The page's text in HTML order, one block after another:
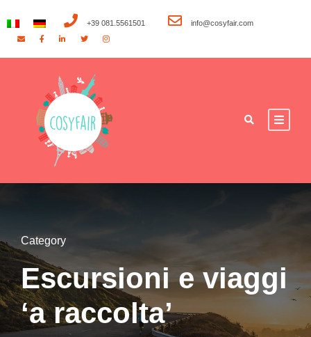
+39 081.5561501 info@cosyfair.com
Category
Escursioni e viaggi
‘a raccolta’